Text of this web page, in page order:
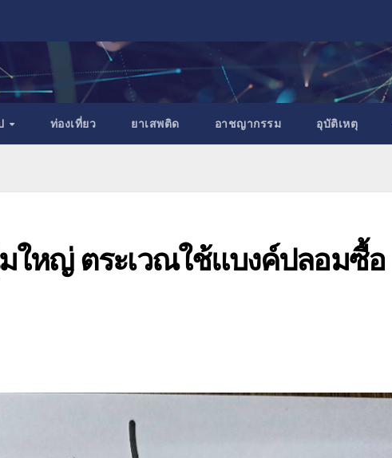
ท่องเที่ยว ยาเสพติด อาชญากรรม อุบัติเหตุ
มใหญ่ ตระเวณใช้แบงค์ปลอมซื้อ